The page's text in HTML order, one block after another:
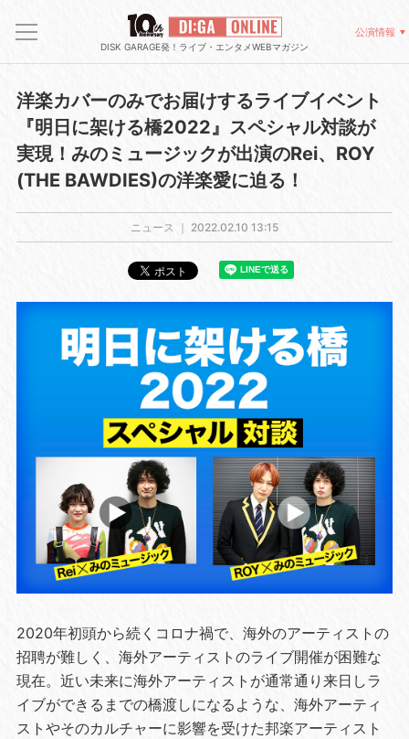
DISK GARAGE発！ライブ・エンタメWEBマガジン
公演情報
洋楽カバーのみでお届けするライブイベント
『明日に架ける橋2022』スペシャル対談が
実現！みのミュージックが出演のRei、ROY
(THE BAWDIES)の洋楽愛に迫る！
ニュース ｜ 2022.02.10 13:15
2020年初頭から続くコロナ禍で、海外のアーティストの
招聘が難しく、海外アーティストのライブ開催が困難な
現在。近い未来に海外アーティストが通常通り来日しラ
イブができるまでの橋渡しになるような、海外アーティ
ストやそのカルチャーに影響を受けた邦楽アーティスト